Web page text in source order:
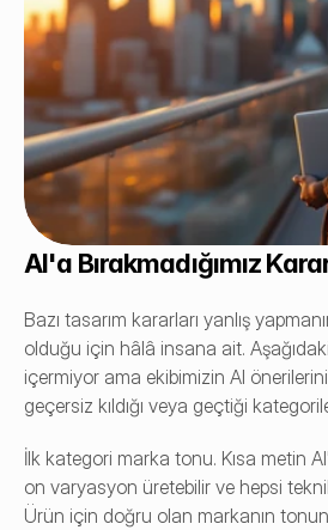
AI'a Bırakmadığımız
Bazı tasarım kararları yanlış
olduğu için hâlâ insana ait.
içermiyor ama ekibimizin AI
geçersiz kıldığı veya geçtiği
İlk kategori marka tonu. Kısa metin
on varyasyon üretebilir ve hepsi
Ürün için doğru olan markanın